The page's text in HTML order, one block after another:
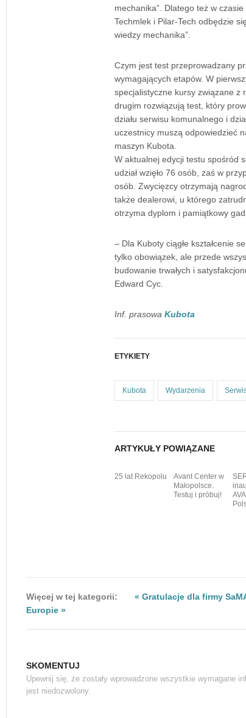
mechanika”. Dlatego też w
Techmlek i Pilar-Tech odbędzie
wiedzy mechanika”.
Czym jest test przeprowadzany
wymagających etapów. W
specjalistyczne kursy związane z
drugim rozwiązują test, który
działu serwisu komunalnego i
uczestnicy muszą odpowiedzieć
maszyn Kubota.
W aktualnej edycji testu spośród
udział wzięło 76 osób, zaś w
osób. Zwycięzcy otrzymają
także dealerowi, u którego
otrzyma dyplom i pamiątkowy
– Dla Kuboty ciągłe kształcenie
tylko obowiązek, ale przede
budowanie trwałych i
Edward Cyc.
Inf. prasowa Kubota
ETYKIETY
Kubota Wydarzenia
ARTYKUŁY POWIĄZANE
25 lat Rekopolu
Avant Center w
Małopolsce.
Testuj i próbuj!
Więcej w tej kategorii: « Gratulacje dla firmy
Europie »
SKOMENTUJ
Upewnij się, że zostały wprowadzone wszystkie wymagane
jest niedozwolony.